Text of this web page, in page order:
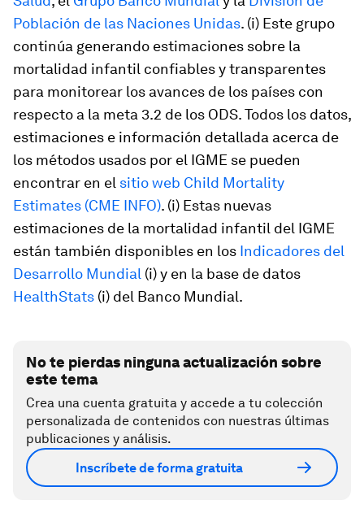
Población de las Naciones Unidas. (i) Este grupo
continúa generando estimaciones sobre la
mortalidad infantil confiables y transparentes
para monitorear los avances de los países con
respecto a la meta 3.2 de los ODS. Todos los datos,
estimaciones e información detallada acerca de
los métodos usados por el IGME se pueden
encontrar en el sitio web Child Mortality
Estimates (CME INFO). (i) Estas nuevas
estimaciones de la mortalidad infantil del IGME
están también disponibles en los Indicadores del
Desarrollo Mundial (i) y en la base de datos
HealthStats (i) del Banco Mundial.
No te pierdas ninguna actualización sobre
este tema
Crea una cuenta gratuita y accede a tu colección
personalizada de contenidos con nuestras últimas
publicaciones y análisis.
Inscríbete de forma gratuita